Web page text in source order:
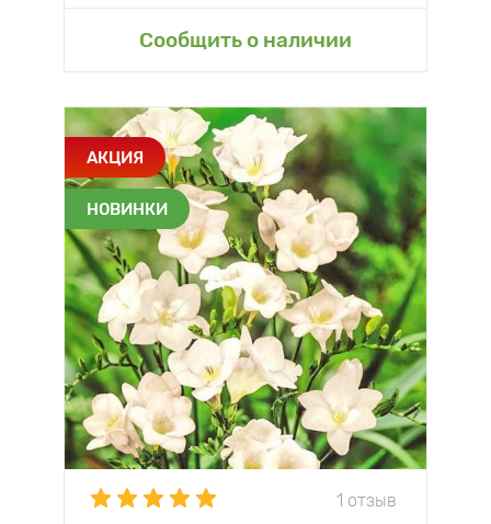
Сообщить о наличии
АКЦИЯ
НОВИНКИ
1 отзыв